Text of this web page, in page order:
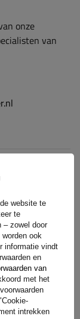
onze
van
website te
te
– zowel door
ook
informatie vindt
en
van
met het
intrekken